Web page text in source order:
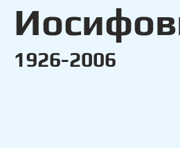
1926-2006